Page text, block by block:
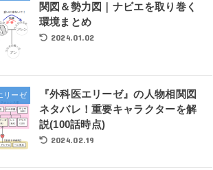
関図＆勢力図｜ナビエを取り巻く
環境まとめ
2024.01.02
リーゼ
『外科医エリーゼ』の人物相関図
ネタバレ！重要キャラクターを解
説(100話時点)
2024.02.19